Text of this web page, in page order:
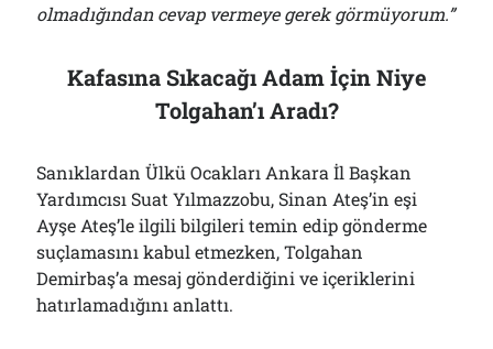
olmadığından cevap vermeye gerek görmüyorum.”
Kafasına Sıkacağı Adam İçin Niye
Tolgahan’ı Aradı?
Sanıklardan Ülkü Ocakları Ankara İl Başkan
Yardımcısı Suat Yılmazzobu, Sinan Ateş’in eşi
Ayşe Ateş’le ilgili bilgileri temin edip gönderme
suçlamasını kabul etmezken, Tolgahan
Demirbaş’a mesaj gönderdiğini ve içeriklerini
hatırlamadığını anlattı.